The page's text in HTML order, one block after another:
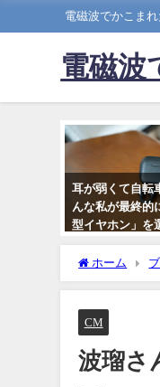
電磁波でかこま
電磁波
耳が弱くて自転
んな私が最終的
型イヤホン」を
ホーム
CM
波瑠さ